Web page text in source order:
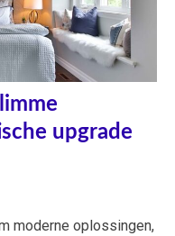
upgrade
moderne oplossingen,